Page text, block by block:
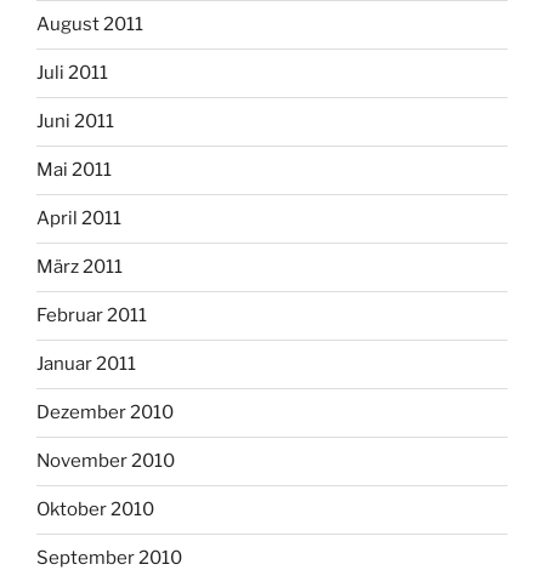
August 2011
Juli 2011
Juni 2011
Mai 2011
April 2011
März 2011
Februar 2011
Januar 2011
Dezember 2010
November 2010
Oktober 2010
September 2010